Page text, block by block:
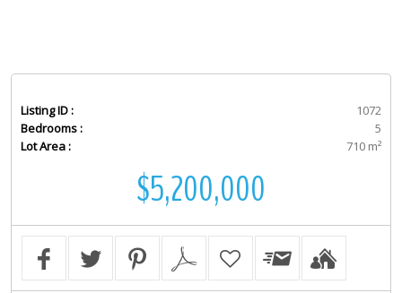
Listing ID :
1072
Bedrooms :
5
Lot Area :
710 m²
$5,200,000